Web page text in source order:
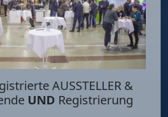
AUSSTELLER &
UND Registrierung